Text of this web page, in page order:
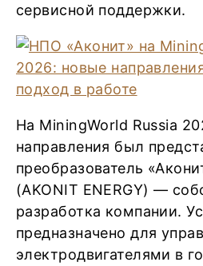
сервисной поддержки.
На MiningWorld Russia
направления был
преобразователь
(AKONIT ENERGY) —
разработка компании.
предназначено для
электродвигателями в